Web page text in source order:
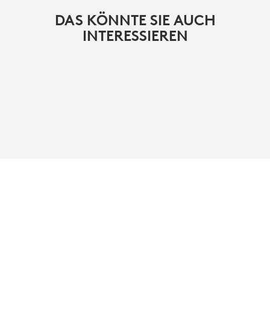
DAS KÖNNTE SIE AUCH
INTERESSIEREN